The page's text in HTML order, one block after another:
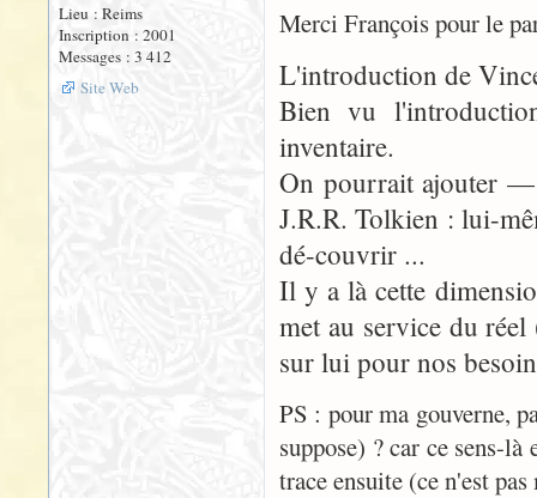
Lieu : Reims
Inscription : 2001
Messages : 3 412
Site Web
Merci François pour le
L'introduction de
Bien vu
inventaire.
On pourrait ajouter —
J.R.R. Tolkien : lui-
dé-couvrir ...
Il y a là cette
met au service du
sur lui pour nos
PS : pour ma gouverne,
suppose) ? car ce sens-
trace ensuite (ce n'est